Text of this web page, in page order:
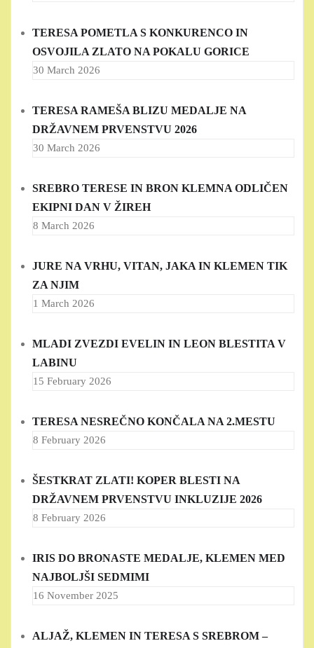
TERESA POMETLA S KONKURENCO IN
OSVOJILA ZLATO NA POKALU GORICE
30 March 2026
TERESA RAMEŠA BLIZU MEDALJE NA
DRŽAVNEM PRVENSTVU 2026
30 March 2026
SREBRO TERESE IN BRON KLEMNA ODLIČEN
EKIPNI DAN V ŽIREH
8 March 2026
JURE NA VRHU, VITAN, JAKA IN KLEMEN TIK
ZA NJIM
1 March 2026
MLADI ZVEZDI EVELIN IN LEON BLESTITA V
LABINU
15 February 2026
TERESA NESREČNO KONČALA NA 2.MESTU
8 February 2026
ŠESTKRAT ZLATI! KOPER BLESTI NA
DRŽAVNEM PRVENSTVU INKLUZIJE 2026
8 February 2026
IRIS DO BRONASTE MEDALJE, KLEMEN MED
NAJBOLJŠI SEDMIMI
16 November 2025
ALJAŽ, KLEMEN IN TERESA S SREBROM –